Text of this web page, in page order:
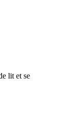
lit et se